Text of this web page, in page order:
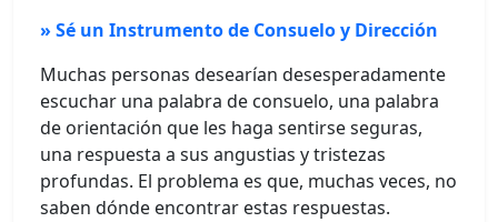
» Sé un Instrumento de Consuelo y Dirección
Muchas personas desearían desesperadamente
escuchar una palabra de consuelo, una palabra
de orientación que les haga sentirse seguras,
una respuesta a sus angustias y tristezas
profundas. El problema es que, muchas veces, no
saben dónde encontrar estas respuestas.